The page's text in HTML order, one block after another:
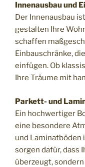
Innenausbau und
Der Innenausbau
gestalten Ihre
schaffen
Einbauschränke,
einfügen. Ob
Ihre Träume mit
Parkett- und
Ein hochwertiger
eine besondere
und Laminatböden
sorgen dafür, dass
überzeugt,